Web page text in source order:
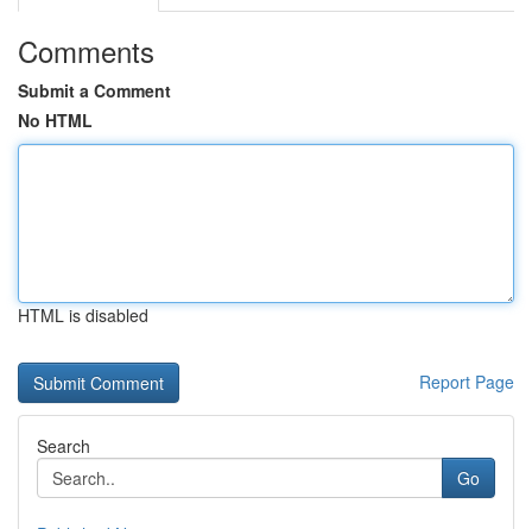
Comments
Submit a Comment
No HTML
HTML is disabled
Report Page
Search
Go